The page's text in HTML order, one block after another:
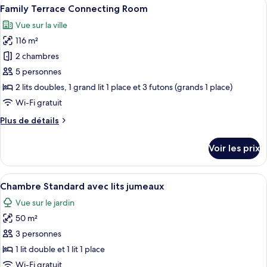
de
chambre
Chambre
Standard,
terrasse
toutes
les
photos
pour
ce
type
de
chambre :
Family
Room
11
Family Terrace Connecting Room
Vue sur la ville
116 m²
2 chambres
5 personnes
2 lits doubles, 1 grand lit 1 place et 3 futons (grands 1 place)
Wi-Fi gratuit
Plus de détails
Plus
le
type
de
chambre
Family
Terrace
Connecting
Room
Voir les prix
Afficher
toutes
les
photos
pour
ce
type
Une chambre d’hôtel avec deux lits,
14
Chambre Standard avec lits jumeaux
Vue sur le jardin
50 m²
3 personnes
1 lit double et 1 lit 1 place
Wi-Fi gratuit